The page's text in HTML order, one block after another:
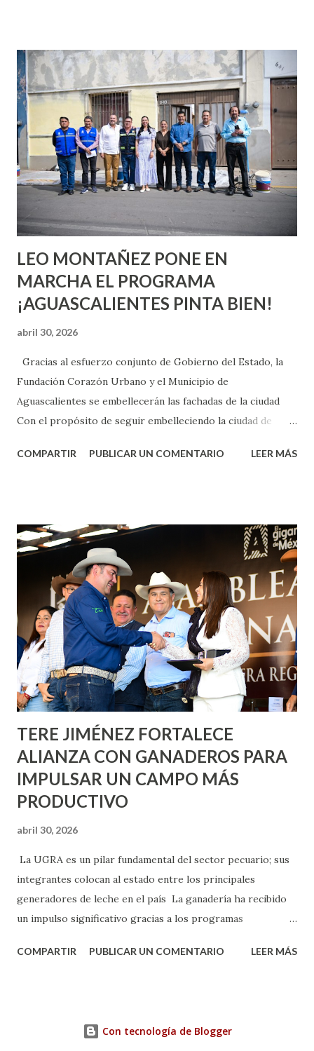
conoces ni la mitad de lo que deberías saber. Pero incluso
quienes ya han tenido relaciones sexuales no son expertos
o expertas en el tema. Siempre hay algo nuevo que
aprender y nuevas experiencias que conocer. Si eres una
chica y aún no has tenido relaciones sexuales, tal vez
pienses que el sexo será increíble y no puedas esperar para
experimentarlo, pero como cualquier persona con
experiencia te dirá, siempre es mejor cuando ambas partes
son suficientemen...
LEO MONTAÑEZ PONE EN
MARCHA EL PROGRAMA
¡AGUASCALIENTES PINTA BIEN!
abril 30, 2026
Gracias al esfuerzo conjunto de Gobierno del Estado, la
Fundación Corazón Urbano y el Municipio de
Aguascalientes se embellecerán las fachadas de la ciudad
Con el propósito de seguir embelleciendo la ciudad de
municipal, Leo Montañez dio inicio al programa
Corazón Urbano y el Municipio capital. Leo Montañez
informó que en este programa se usarán cerca de 90 mil
metros cuadrados de pintura, para dar inicio en la calle
Nieto, entre Jesús F. Elizondo y la calle 22 de Octubre, con
lo que se aplicará pintura en 66 casas. Posteriormente se
llevará este programa a Villas de Nuestra Señora de la
Asunción, Avenida Alameda y Decreto 27 de Septiembre, en
los edificios FOVISSSTE Ojo de Agua, en la comunidad
Norias de Paso Hondo y en los edificios de...
COMPARTIR PUBLICAR UN COMENTARIO LEER MÁS
TERE JIMÉNEZ FORTALECE
ALIANZA CON GANADEROS PARA
IMPULSAR UN CAMPO MÁS
PRODUCTIVO
abril 30, 2026
La UGRA es un pilar fundamental del sector pecuario; sus
integrantes colocan al estado entre los principales
generadores de leche en el país La ganadería ha recibido
un impulso significativo gracias a los programas
muestra de su respaldo firme y decidido al campo, la
compromiso de trabajar de la mano con los productores
COMPARTIR PUBLICAR UN COMENTARIO LEER MÁS
Con tecnología de Blogger